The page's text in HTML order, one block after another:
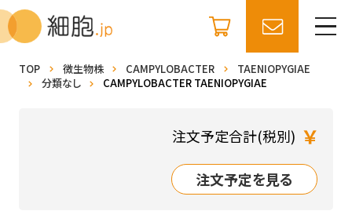
TOP 微生物株 CAMPYLOBACTER
TAENIOPYGIAE
分類なし
CAMPYLOBACTER TAENIOPYGIAE
注文予定合計(税別) ￥
注文予定を見る